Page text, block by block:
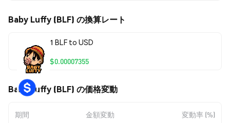
Baby Luffy (BLF) の換算レート
1 BLF to USD
$0.00007355
Baby Luffy (BLF) の価格変動
期間 金額変動 変動率 (%)